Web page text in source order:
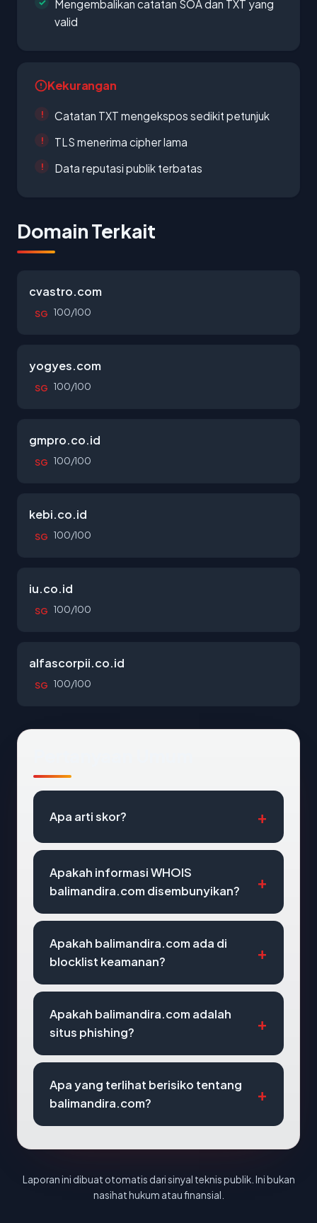
Mengembalikan catatan SOA dan TXT yang
valid
Kekurangan
Catatan TXT mengekspos sedikit petunjuk
TLS menerima cipher lama
Data reputasi publik terbatas
Domain Terkait
cvastro.com
SG 100/100
yogyes.com
SG 100/100
gmpro.co.id
SG 100/100
kebi.co.id
SG 100/100
iu.co.id
SG 100/100
alfascorpii.co.id
SG 100/100
Apa arti skor?
Apakah informasi WHOIS
balimandira.com disembunyikan?
Apakah balimandira.com ada di
blocklist keamanan?
Apakah balimandira.com adalah
situs phishing?
Apa yang terlihat berisiko tentang
balimandira.com?
Laporan ini dibuat otomatis dari sinyal teknis publik. Ini bukan
nasihat hukum atau finansial.